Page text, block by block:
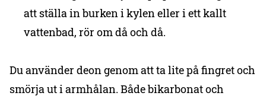
att ställa in burken i kylen eller i ett kallt
vattenbad, rör om då och då.
Du använder deon genom att ta lite på fingret och
smörja ut i armhålan. Både bikarbonat och